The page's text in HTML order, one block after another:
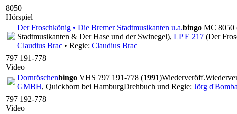
8050
Hörspiel
Der Froschkönig • Die Bremer Stadtmusikanten u.a.bingo MC 8050
Stadtmusikanten & Der Hase und der Swinegel), LP E 217 (Der
Claudius Brac • Regie: Claudius Brac
797 191-778
Video
Dornröschenbingo VHS 797 191-778 (1991)Wiederveröff.
GMBH, Quickborn bei HamburgDrehbuch und Regie: Jörg d'Bomba
797 192-778
Video